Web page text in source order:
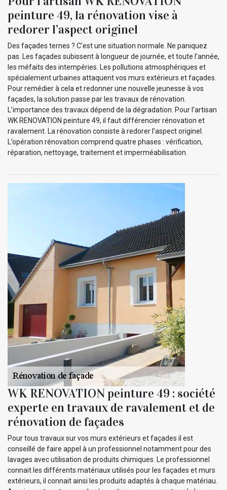
peinture 49, la rénovation vise à
redorer l’aspect originel
Des façades ternes ? C’est une situation normale. Ne paniquez
pas. Les façades subissent à longueur de journée, et toute l’année,
les méfaits des intempéries. Les pollutions atmosphériques et
spécialement urbaines attaquent vos murs extérieurs et façades.
Pour remédier à cela et redonner une nouvelle jeunesse à vos
façades, la solution passe par les travaux de rénovation.
L’importance des travaux dépend de la dégradation. Pour l’artisan
WK RENOVATION peinture 49, il faut différencier rénovation et
ravalement. La rénovation consiste à redorer l’aspect originel.
L’opération rénovation comprend quatre phases : vérification,
réparation, nettoyage, traitement et imperméabilisation.
WK RENOVATION peinture 49 : société
experte en travaux de ravalement et de
rénovation de façades
Pour tous travaux sur vos murs extérieurs et façades il est
conseillé de faire appel à un professionnel notamment pour des
lavages avec utilisation de produits chimiques. Le professionnel
connait les différents matériaux utilisés pour les façades et murs
extérieurs, il connait ainsi les produits adaptés à chaque matériau.